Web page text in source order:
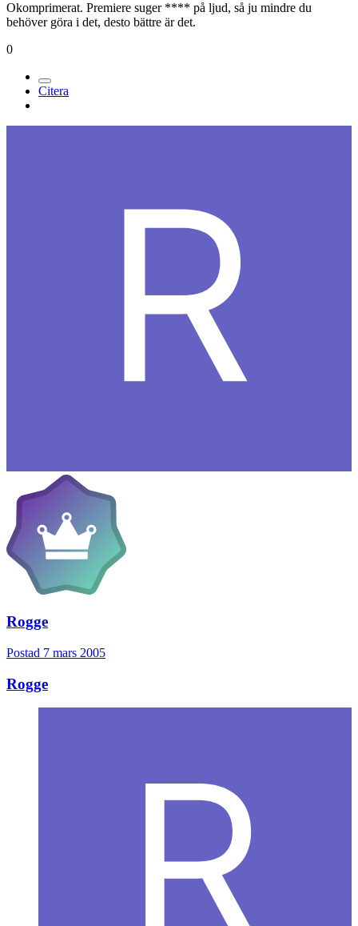
Okomprimerat. Premiere suger **** på ljud, så ju mindre du
behöver göra i det, desto bättre är det.
0
Citera
Rogge
Postad 7 mars 2005
Rogge